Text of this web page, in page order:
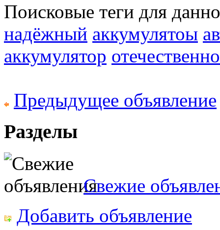
Поисковые теги для
надёжный аккумулятоы
аккумулятор
Предыдущее объявление
Разделы
Свежие
Добавить объявление